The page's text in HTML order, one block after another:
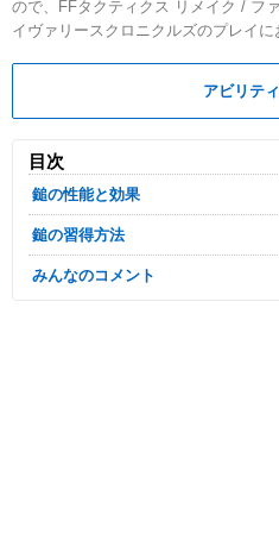
ので、FFタクティクス リメイク / フ
イヴァリースクロニクルズのプレイに
アビリテ
目次
鎚の性能と効果
鎚の習得方法
みんなのコメント